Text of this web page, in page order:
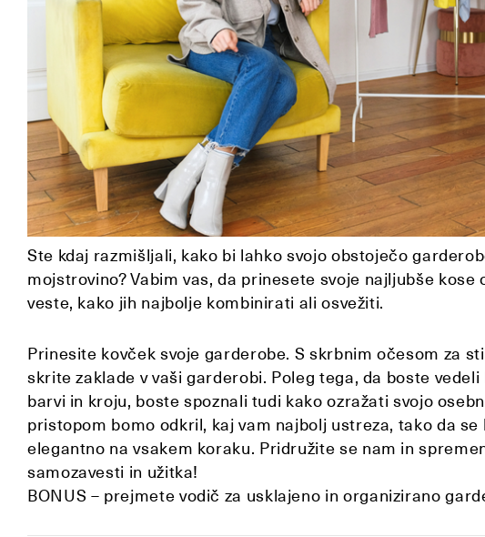
Ste kdaj razmišljali, kako bi lahko svojo obstoječo
mojstrovino? Vabim vas, da prinesete svoje najljubše
veste, kako jih najbolje kombinirati ali osvežiti.
Prinesite kovček svoje garderobe. S skrbnim očesom za
skrite zaklade v vaši garderobi. Poleg tega, da boste
barvi in kroju, boste spoznali tudi kako ozražati svojo
pristopom bomo odkril, kaj vam najbolj ustreza, tako da
elegantno na vsakem koraku. Pridružite se nam in
samozavesti in užitka!
BONUS – prejmete vodič za usklajeno in organizirano